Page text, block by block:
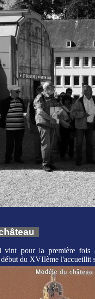
vint pour la première fois
début du XVIIème l'accueillit